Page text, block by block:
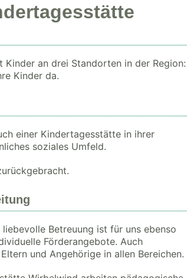
an drei Standorten in der Region:
Kinder da.
einer Kindertagesstätte in ihrer
soziales Umfeld.
Betreuung ist für uns ebenso
Förderangebote. Auch
und Angehörige in allen Bereichen.